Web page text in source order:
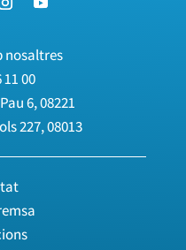
nosaltres
11 00
6, 08221
227, 08013